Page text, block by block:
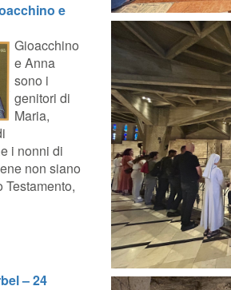
e
Gioacchino
e Anna
sono i
genitori di
Maria,
i nonni di
non siano
– 24